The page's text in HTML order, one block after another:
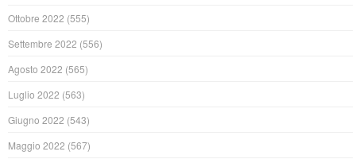
Ottobre 2022 (555)
Settembre 2022 (556)
Agosto 2022 (565)
Luglio 2022 (563)
Giugno 2022 (543)
Maggio 2022 (567)